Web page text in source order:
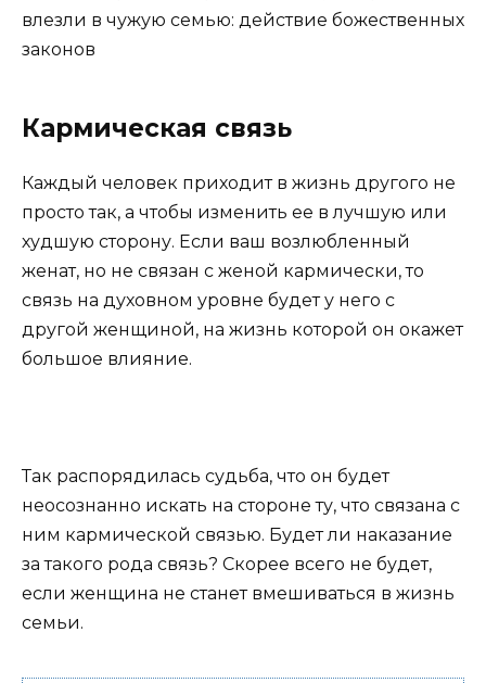
Кармическая связь
Каждый человек приходит в жизнь другого не
просто так, а чтобы изменить ее в лучшую или
худшую сторону. Если ваш возлюбленный
женат, но не связан с женой кармически, то
связь на духовном уровне будет у него с
другой женщиной, на жизнь которой он окажет
большое влияние.
Так распорядилась судьба, что он будет
неосознанно искать на стороне ту, что связана с
ним кармической связью. Будет ли наказание
за такого рода связь? Скорее всего не будет,
если женщина не станет вмешиваться в жизнь
семьи.